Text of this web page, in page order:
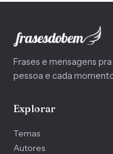
Frases e mensagens
pessoa e cada
Explorar
Temas
Autores